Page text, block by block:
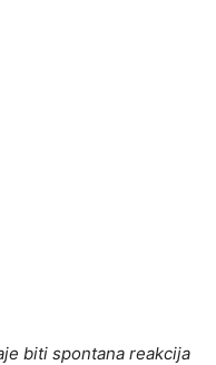
biti spontana reakcija